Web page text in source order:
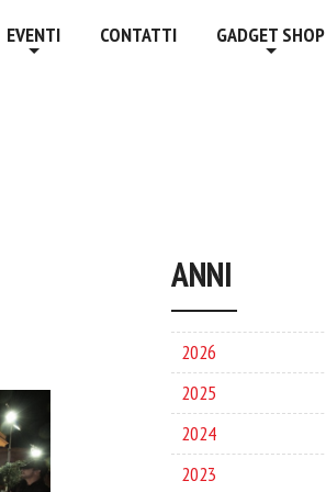
EVENTI CONTATTI GADGET SHOP
ANNI
2026
2025
2024
2023